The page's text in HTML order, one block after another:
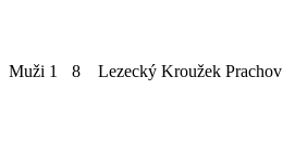
Muži 1 8 Lezecký Kroužek Prachov